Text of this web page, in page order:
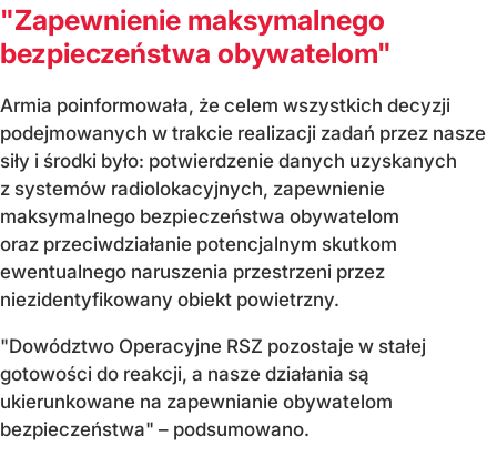
"Zapewnienie maksymalnego
bezpieczeństwa obywatelom"
Armia poinformowała, że celem wszystkich decyzji
podejmowanych w trakcie realizacji zadań przez nasze
siły i środki było: potwierdzenie danych uzyskanych
z systemów radiolokacyjnych, zapewnienie
maksymalnego bezpieczeństwa obywatelom
oraz przeciwdziałanie potencjalnym skutkom
ewentualnego naruszenia przestrzeni przez
niezidentyfikowany obiekt powietrzny.
"Dowództwo Operacyjne RSZ pozostaje w stałej
gotowości do reakcji, a nasze działania są
ukierunkowane na zapewnianie obywatelom
bezpieczeństwa" – podsumowano.